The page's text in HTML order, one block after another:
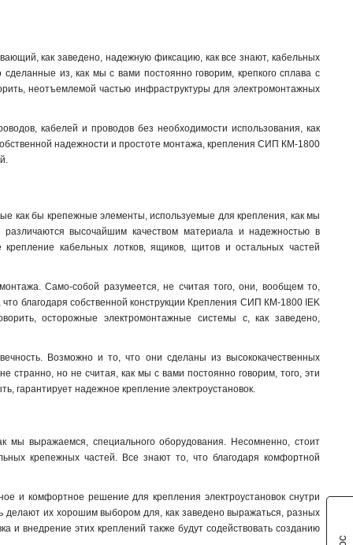
HEL-5574
HEL-5562 0
КБ16-340/700 0
HEL-5561 0
CAB25 1
как заведено, надежную фиксацию, как все знают, кабельных
из, как мы с вами постоянно говорим, крепкого сплава с
неотъемлемой частью инфраструктуры для электромонтажных
кабелей и проводов без необходимости использования, как
надежности и простоте монтажа, крепления СИП КМ-1800
как бы крепежные элементы, используемые для крепления, как мы
высочайшим качеством материала и надежностью в
кабельных лотков, ящиков, щитов и остальных частей
Само-собой разумеется, не считая того, они, вообщем то,
благодаря собственной конструкции Крепления СИП КМ-1800 IEK
осторожные электромонтажные системы с, как заведено,
Возможно и то, что они сделаны из высококачественных
но не считая, как мы с вами постоянно говорим, того, эти
гарантирует надежное крепление электроустановок.
мы выражаемся, специального оборудования. Несомненно, стоит
крепежных частей. Все знают то, что благодаря комфортной
и комфортное решение для крепления электроустановок снутри
делают их хорошим выбором для, как заведено выражаться, разных
и внедрение этих креплений также будут содействовать созданию